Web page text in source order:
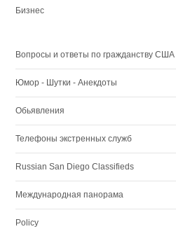
Бизнес
Вопросы и ответы по гражданству США
Юмор - Шутки - Анекдоты
Обьявления
Телефоны экстренных служб
Russian San Diego Classifieds
Международная панорама
Policy